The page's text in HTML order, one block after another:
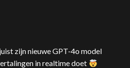
zijn nieuwe GPT-4o model
in realtime doet